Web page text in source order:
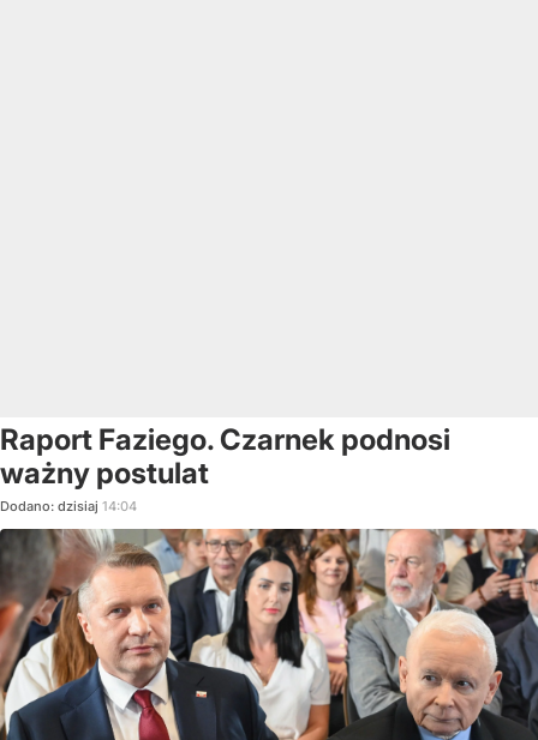
Raport Faziego. Czarnek podnosi
ważny postulat
Dodano: dzisiaj 14:04